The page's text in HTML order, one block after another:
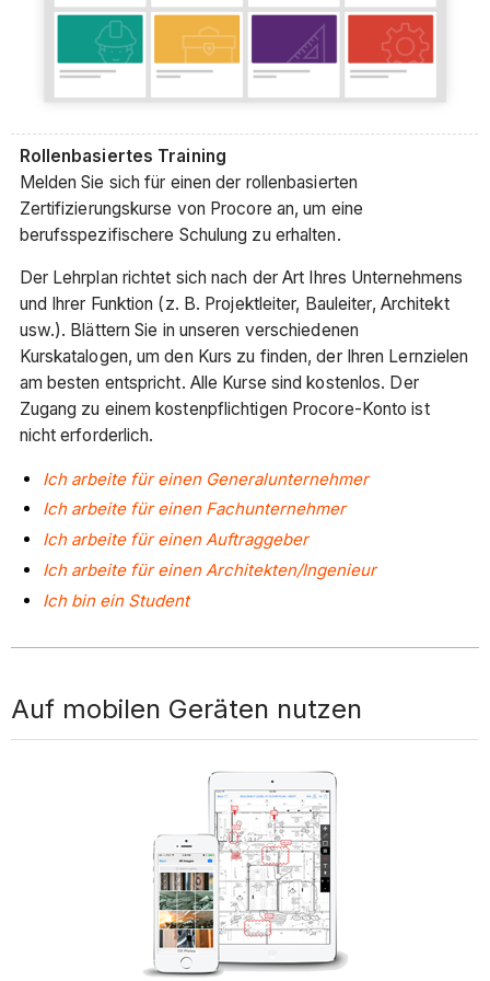
Rollenbasiertes Training
Melden Sie sich für einen der rollenbasierten
Zertifizierungskurse von Procore an, um eine
berufsspezifischere Schulung zu erhalten.
Der Lehrplan richtet sich nach der Art Ihres Unternehmens
und Ihrer Funktion (z. B. Projektleiter, Bauleiter, Architekt
usw.). Blättern Sie in unseren verschiedenen
Kurskatalogen, um den Kurs zu finden, der Ihren Lernzielen
am besten entspricht. Alle Kurse sind kostenlos. Der
Zugang zu einem kostenpflichtigen Procore-Konto ist
nicht erforderlich.
Ich arbeite für einen Generalunternehmer
Ich arbeite für einen Fachunternehmer
Ich arbeite für einen Auftraggeber
Ich arbeite für einen Architekten/Ingenieur
Ich bin ein Student
Auf mobilen Geräten nutzen